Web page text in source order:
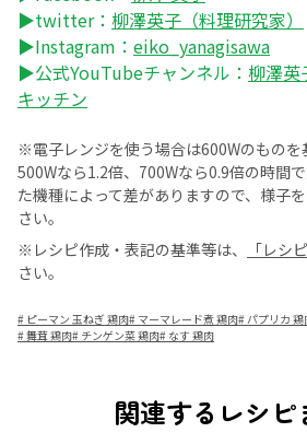
▶twitter： 柳澤英子（料理研究家）
▶Instagram： eiko_yanagisawa
▶公式YouTubeチャンネル： 柳澤英
キッチン
※電子レンジを使う場合は600Wのものを
500Wなら1.2倍、700Wなら0.9倍の時間
た機種によって差がありますので、様子
さい。
※レシピ作成・表記の基準等は、
「レシ
さい。
# ピーマン 玉ねぎ 鶏肉# マーマレード煮 鶏肉#パプリカ 鶏
#舞茸 鶏肉# チンゲン菜 鶏肉# なす 鶏肉
関連するレシピ